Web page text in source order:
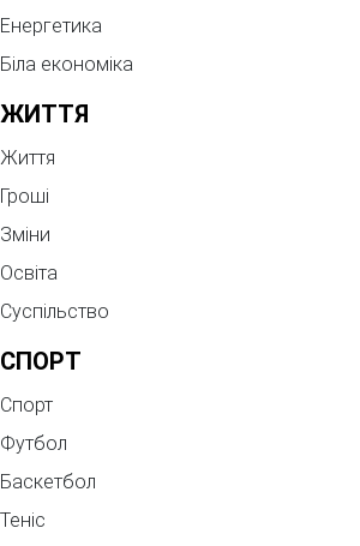
Енергетика
Біла економіка
ЖИТТЯ
Життя
Гроші
Зміни
Освіта
Суспільство
СПОРТ
Спорт
Футбол
Баскетбол
Теніс